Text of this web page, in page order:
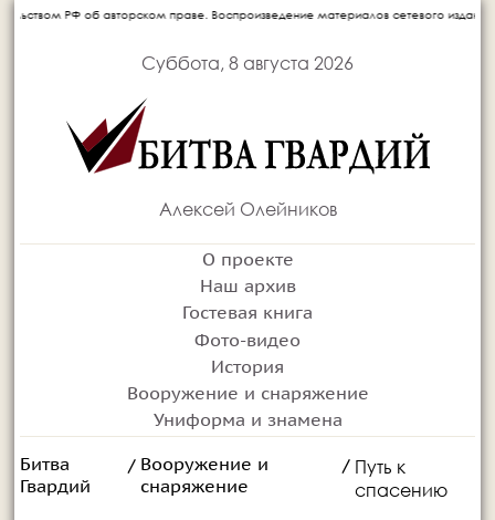
авторском праве. Воспроизведение материалов сетевого издания
Суббота, 8 августа 2026
Алексей Олейников
О проекте
Наш архив
Гостевая книга
Фото-видео
История
Вооружение и снаряжение
Униформа и знамена
Битва
Гвардий
/ Вооружение и
снаряжение
/ Путь к
спасению